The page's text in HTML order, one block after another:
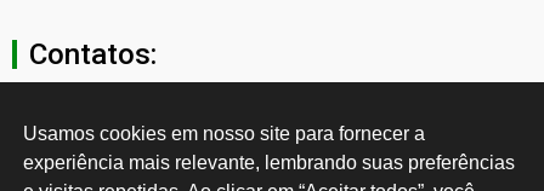
Contatos:
secgeral@ctb.org.br
11 3874-0040
Usamos cookies em nosso site para fornecer a
experiência mais relevante, lembrando suas preferências